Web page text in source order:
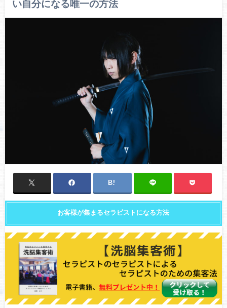
い自分になる唯一の方法
お客様が集まるセラピストになる方法